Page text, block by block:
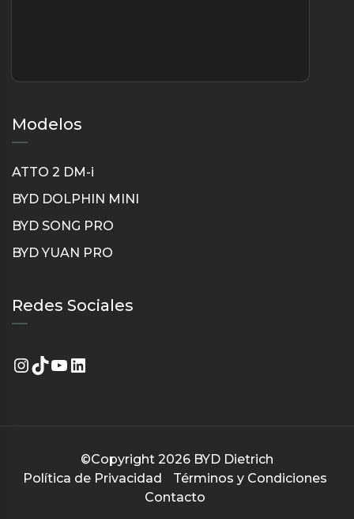
Modelos
ATTO 2 DM-i
BYD DOLPHIN MINI
BYD SONG PRO
BYD YUAN PRO
Redes Sociales
Instagram
TikTok
YouTube
LinkedIn
©Copyright 2026 BYD Dietrich
Política de Privacidad
Términos y Condiciones
Contacto